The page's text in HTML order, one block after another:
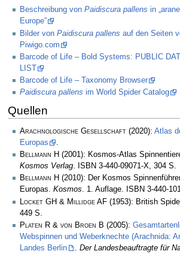
Beschreibung von Paidiscura pallens in
Europe”
Bilder von Paidiscura pallens auf den Seiten
Piwigo.com
Barcode of Life – Bold Systems: PUBLIC
LIST
Barcode of Life – Taxonomy Browser
Paidiscura pallens im World Spider Catalog
Quellen
Arachnologische Gesellschaft (2020): Atlas
Europas
.
Bellmann H (2001): Kosmos-Atlas
Kosmos Verlag. ISBN 3-440-09071-X, 304 S.
Bellmann H (2010): Der Kosmos
Europas. Kosmos. 1. Auflage. ISBN 3-440-
Locket GH & Millidge AF (1953): British
449 S.
Platen R & von Broen B (2005):
Webspinnen und Weberknechte (Arachnida:
Landes Berlin
. Der Landesbeauftragte für